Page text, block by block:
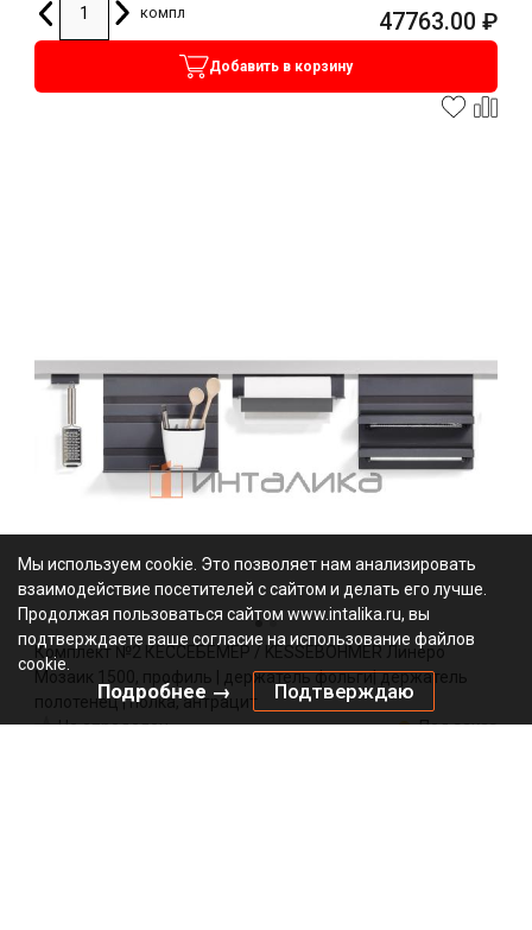
компл
47763.00 ₽
Добавить в корзину
Комплект №2 КЕССЕБЁМЕР / KESSEBOHMER Линеро
Мозаик 1500, профиль | держатель фольги| держатель
полотенец | полка, антрацит
Не определен
Под заказ
Мы используем cookie. Это позволяет нам анализировать
взаимодействие посетителей с сайтом и делать его лучше.
Продолжая пользоваться сайтом www.intalika.ru, вы
подтверждаете ваше согласие на использование файлов
cookie.
Подробнее → Подтверждаю